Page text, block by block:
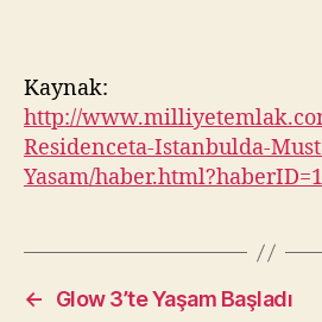
Kaynak:
http://
Residenceta-Istanbulda-
Yasam/
←
Glow 3’te Yaşam Başladı